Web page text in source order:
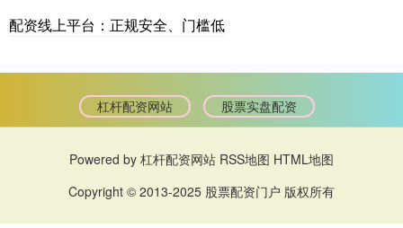
配资线上平台：正规安全、门槛低
杠杆配资网站 股票实盘配资
Powered by 杠杆配资网站 RSS地图 HTML地图
Copyright © 2013-2025 股票配资门户 版权所有